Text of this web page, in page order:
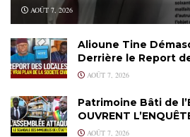
AOÛT 7, 2026
Alioune Tine
Derrière le Report
AOÛT 7, 2026
Patrimoine Bâti de
OUVRENT
AOÛT 7, 2026